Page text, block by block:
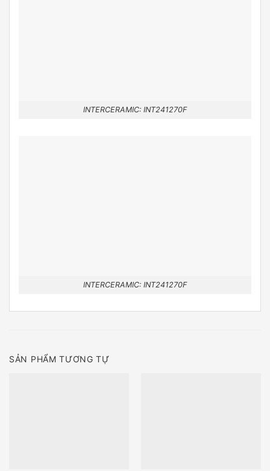
INTERCERAMIC: INT241270F
INTERCERAMIC: INT241270F
SẢN PHẨM TƯƠNG TỰ